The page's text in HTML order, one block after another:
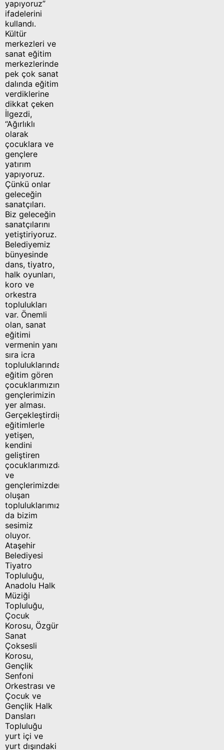
yapıyoruz”
ifadelerini
kullandı.
Kültür
merkezleri ve
sanat eğitim
merkezlerinde
pek çok sanat
dalında eğitim
verdiklerine
dikkat çeken
İlgezdi,
“Ağırlıklı
olarak
çocuklara ve
gençlere
yatırım
yapıyoruz.
Çünkü onlar
geleceğin
sanatçıları.
Biz geleceğin
sanatçılarını
yetiştiriyoruz.
Belediyemiz
bünyesinde
dans, tiyatro,
halk oyunları,
koro ve
orkestra
toplulukları
var. Önemli
olan, sanat
eğitimi
vermenin yanı
sıra icra
topluluklarında
eğitim gören
çocuklarımızın,
gençlerimizin
yer alması.
Gerçekleştirdiğimiz
eğitimlerle
yetişen,
kendini
geliştiren
çocuklarımızdan
ve
gençlerimizden
oluşan
topluluklarımız
da bizim
sesimiz
oluyor.
Ataşehir
Belediyesi
Tiyatro
Topluluğu,
Anadolu Halk
Müziği
Topluluğu,
Çocuk
Korosu, Özgür
Sanat
Çoksesli
Korosu,
Gençlik
Senfoni
Orkestrası ve
Çocuk ve
Gençlik Halk
Dansları
Topluluğu
yurt içi ve
yurt dışındaki